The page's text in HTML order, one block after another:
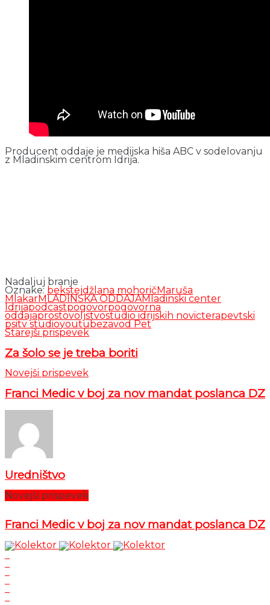
Producent oddaje je medijska hiša ABC v sodelovanju
z Mladinskim centrom Idrija.
Nadaljuj branje
Oznake: bekstejdž lana mohoričMaruša
MlakarMLADINSKA ODDAJAMladinski center
Idrijapodcastpogovorpogovorna
oddajaprostovoljstvostudio idrijskih novicterapevtski
psitv studioyoutubezavod Pet
Starejši prispevek
Za šolo se je treba boriti
Novejši prispevek
Franci Medic v boj za nov mandat poslanca DZ
Uredništvo
Novejši prispevek
Franci Medic v boj za nov mandat poslanca DZ